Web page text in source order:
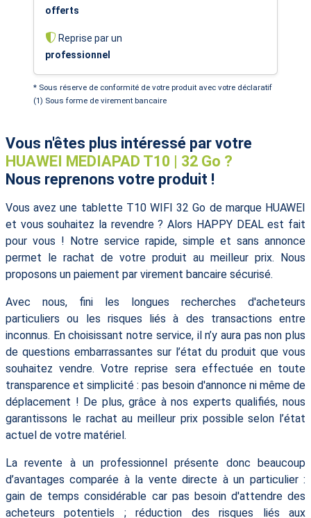
offerts
Reprise par un
professionnel
* Sous réserve de conformité de votre produit avec votre déclaratif
(1) Sous forme de virement bancaire
Vous n'êtes plus intéressé par votre
HUAWEI MEDIAPAD T10 | 32 Go ?
Nous reprenons votre produit !
Vous avez une tablette T10 WIFI 32 Go de marque HUAWEI
et vous souhaitez la revendre ? Alors HAPPY DEAL est fait
pour vous ! Notre service rapide, simple et sans annonce
permet le rachat de votre produit au meilleur prix. Nous
proposons un paiement par virement bancaire sécurisé.
Avec nous, fini les longues recherches d'acheteurs
particuliers ou les risques liés à des transactions entre
inconnus. En choisissant notre service, il n’y aura pas non plus
de questions embarrassantes sur l’état du produit que vous
souhaitez vendre. Votre reprise sera effectuée en toute
transparence et simplicité : pas besoin d'annonce ni même de
déplacement ! De plus, grâce à nos experts qualifiés, nous
garantissons le rachat au meilleur prix possible selon l’état
actuel de votre matériel.
La revente à un professionnel présente donc beaucoup
d’avantages comparée à la vente directe à un particulier :
gain de temps considérable car pas besoin d'attendre des
acheteurs potentiels ; réduction des risques liés aux